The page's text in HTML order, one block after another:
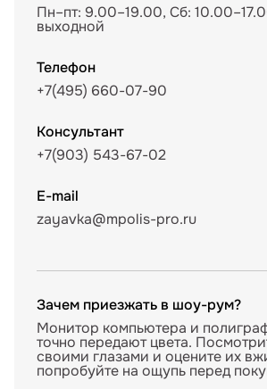
Пн–пт: 9.00–19.00, Сб:
выходной
Телефон
+7(495) 660-07-90
Консультант
+7(903) 543-67-02
E-mail
zayavka@mpolis-pro.ru
Зачем приезжать в шоу-рум?
Монитор компьютера и
точно передают цвета.
своими глазами и оцените их
попробуйте на ощупь перед